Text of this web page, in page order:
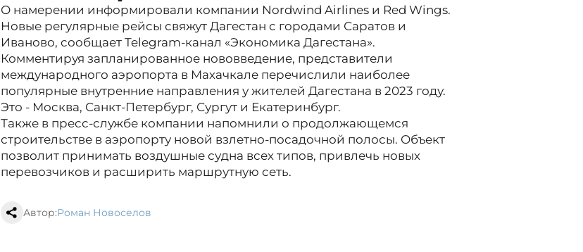
О намерении информировали компании Nordwind Airlines и Red Wings.
Новые регулярные рейсы свяжут Дагестан с городами Саратов и
Иваново, сообщает Telegram-канал «Экономика Дагестана».
Комментируя запланированное нововведение, представители
международного аэропорта в Махачкале перечислили наиболее
популярные внутренние направления у жителей Дагестана в 2023 году.
Это - Москва, Санкт-Петербург, Сургут и Екатеринбург.
Также в пресс-службе компании напомнили о продолжающемся
строительстве в аэропорту новой взлетно-посадочной полосы. Объект
позволит принимать воздушные судна всех типов, привлечь новых
перевозчиков и расширить маршрутную сеть.
Автор:Роман Новоселов